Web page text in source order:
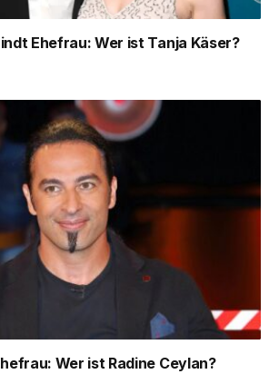
Ehefrau: Wer ist Tanja Käser?
Wer ist Radine Ceylan?